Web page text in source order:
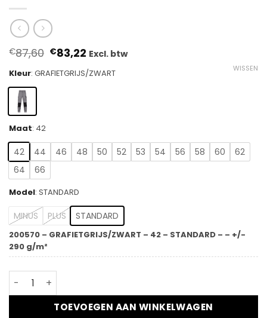
€87,60 Oorspronkelijke
prijs
was:
€83,22 Huidige
is:
Excl. btw
Kleur: GRAFIETGRIJS/ZWART
Maat: 42
42 44 46 48 50 52 53 54 56 58 60
62
64
66
Model: STANDARD
MINUS PLUS STANDARD
WISSEN
200570 – GRAFIETGRIJS/ZWART – 42 – STANDARD – – +/-
290 g/m²
DASSY® Lincoln - Multinorm werkbroek met kniezakken
TOEVOEGEN AAN WINKELWAGEN